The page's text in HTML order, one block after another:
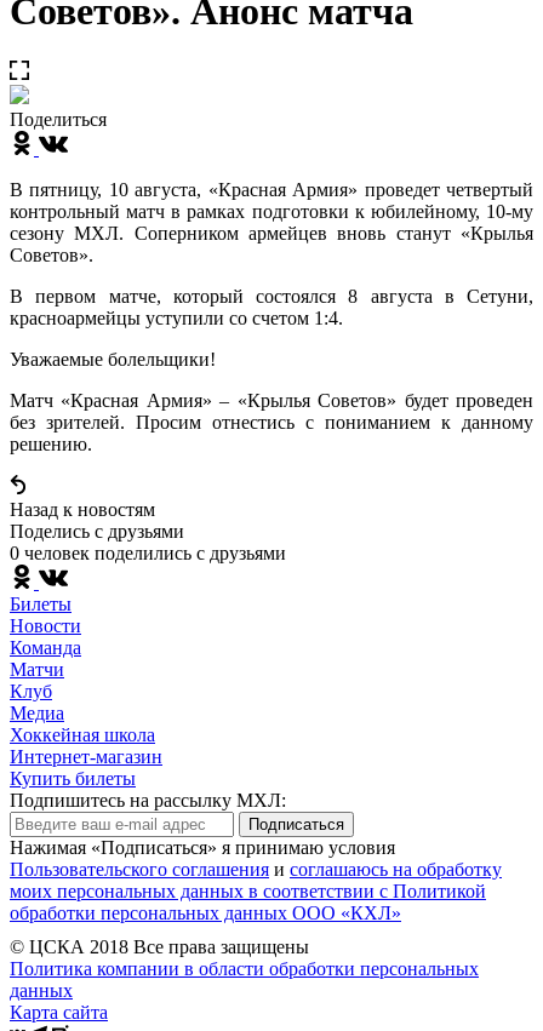
Советов». Анонс матча
Поделиться
В пятницу, 10 августа, «Красная Армия» проведет четвертый
контрольный матч в рамках подготовки к юбилейному, 10-му
сезону МХЛ. Соперником армейцев вновь станут «Крылья
Советов».
В первом матче, который состоялся 8 августа в Сетуни,
красноармейцы уступили со счетом 1:4.
Уважаемые болельщики!
Матч «Красная Армия» – «Крылья Советов» будет проведен
без зрителей. Просим отнестись с пониманием к данному
решению.
Назад к новостям
Поделись c друзьями
0 человек поделились c друзьями
Билеты
Новости
Команда
Матчи
Клуб
Медиа
Хоккейная школа
Интернет-магазин
Купить билеты
Подпишитесь на рассылку МХЛ:
Подписаться
Нажимая «Подписаться» я принимаю условия
Пользовательского соглашения и соглашаюсь на обработку
моих персональных данных в соответствии с Политикой
обработки персональных данных ООО «КХЛ»
© ЦСКА 2018 Все права защищены
Политика компании в области обработки персональных
данных
Карта сайта